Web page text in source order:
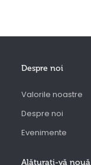
Despre noi
Valorile noastre
Despre noi
Evenimente
Alăturaţi-vă nouă